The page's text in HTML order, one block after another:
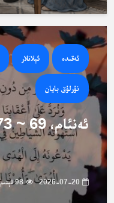
ئەقىدە ئېلانلار
نۇرلۇق بايان
ئەنئام، 69 ~ 73 – ئايەتلەرنىڭ...
2026-07-20 98 قېتىم كۆرۈلدى